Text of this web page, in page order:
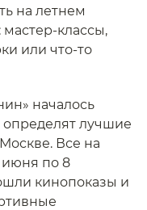
на летнем
классы,
или что-то
началось
определят лучшие
Все на
июня по 8
кинопоказы и